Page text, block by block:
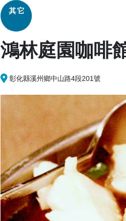
其它
鴻林庭園咖啡
彰化縣溪州鄉中山路4段201號